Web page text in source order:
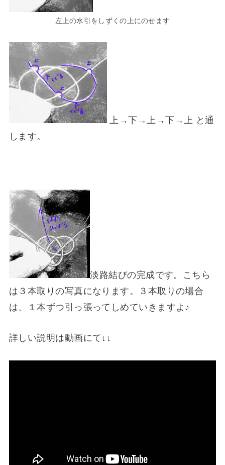
左上の水引をしずくの上にのせます
上→下→上→下→上 と通
します。
淡路結びの完成です。こちら
は３本取りの写真になります。３本取りの場合
は、１本ずつ引っ張ってしめていきますよ♪
詳しい説明は動画にて↓↓